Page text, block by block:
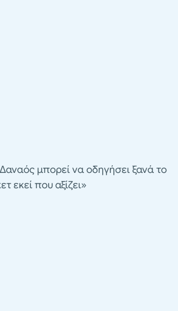
μπορεί να οδηγήσει ξανά το
εκεί που αξίζει»